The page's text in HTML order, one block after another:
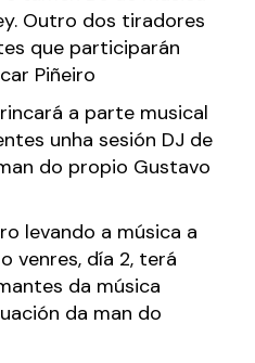
Outro dos tiradores
que participarán
Piñeiro
a parte musical
unha sesión DJ de
do propio Gustavo
levando a música a
venres, día 2, terá
da música
da man do